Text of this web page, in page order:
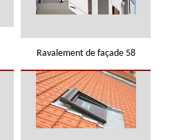
Ravalement de façade 58